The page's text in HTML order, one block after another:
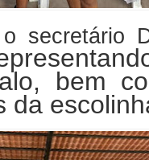
secretário
bem
da